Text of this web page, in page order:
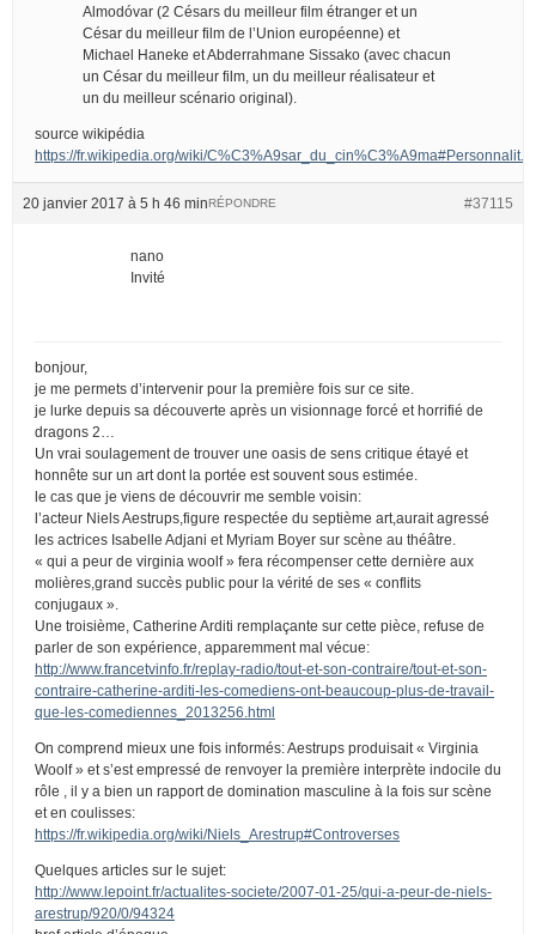
Almodóvar (2 Césars du meilleur film étranger et un
César du meilleur film de l’Union européenne) et
Michael Haneke et Abderrahmane Sissako (avec chacun
un César du meilleur film, un du meilleur réalisateur et
un du meilleur scénario original).
source wikipédia
https://fr.wikipedia.org/wiki/
20 janvier 2017 à 5 h 46 min #37115
RÉPONDRE
nano
Invité
bonjour,
je me permets d’intervenir pour la première fois sur ce site.
je lurke depuis sa découverte après un visionnage forcé et horrifié de
dragons 2…
Un vrai soulagement de trouver une oasis de sens critique étayé et
honnête sur un art dont la portée est souvent sous estimée.
le cas que je viens de découvrir me semble voisin:
l’acteur Niels Aestrups,figure respectée du septième art,aurait agressé
les actrices Isabelle Adjani et Myriam Boyer sur scène au théâtre.
« qui a peur de virginia woolf » fera récompenser cette dernière aux
molières,grand succès public pour la vérité de ses « conflits
conjugaux ».
Une troisième, Catherine Arditi remplaçante sur cette pièce, refuse de
parler de son expérience, apparemment mal vécue:
http://www.francetvinfo.fr/replay-radio/tout-et-son-contraire/tout-et-son-
contraire-catherine-arditi-les-comediens-ont-beaucoup-plus-de-travail-
que-les-comediennes_2013256.html
On comprend mieux une fois informés: Aestrups produisait « Virginia
Woolf » et s’est empressé de renvoyer la première interprète indocile du
rôle , il y a bien un rapport de domination masculine à la fois sur scène
et en coulisses:
https://fr.wikipedia.org/wiki/Niels_Arestrup#Controverses
Quelques articles sur le sujet:
http://www.lepoint.fr/actualites-societe/2007-01-25/qui-a-peur-de-niels-
arestrup/920/0/94324